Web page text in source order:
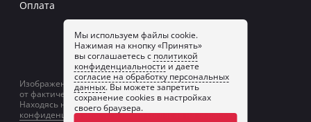
Мы используем файлы cookie.
Нажимая на кнопку «Принять»
вы соглашаетесь с политикой
конфиденциальности и даете
согласие на обработку персональных
данных. Вы можете запретить
сохранение cookies в настройках
своего браузера.
Оплата
Заказать звонок
Изображение товаров на сайте может отличаться
от фактического изображения.
Находясь на сайте, вы принимаетеполитику
конфиденциальностии даетесогласие на обработку